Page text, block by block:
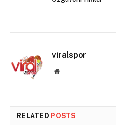
viralspor
Website
RELATED POSTS